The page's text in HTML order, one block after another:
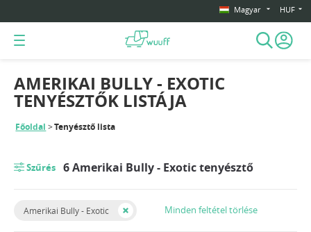
Magyar HUF
Főoldal Tenyésztő lista
AMERIKAI BULLY - EXOTIC
TENYÉSZTŐK LISTÁJA
Szűrés 6 Amerikai Bully - Exotic tenyésztő
Amerikai Bully - Exotic Minden feltétel törlése